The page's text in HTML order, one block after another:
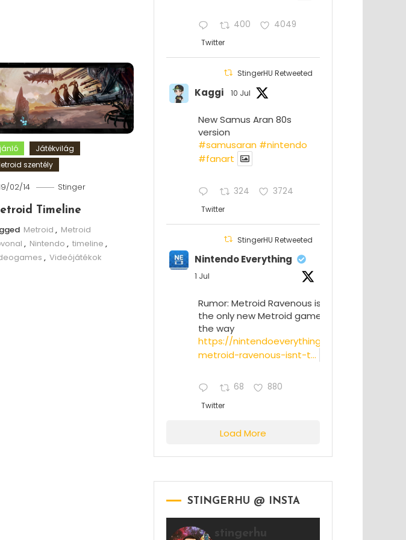
Játékvilág
szentély
02/14 Stinger
Timeline
Metroid , Metroid
, Nintendo , timeline ,
, Videójátékok
400 4049
Twitter
StingerHU Retweeted
Kaggi 10 Jul
New Samus Aran 80s
version
#samusaran #nintendo
#fanartㅤㅤㅤㅤ
324 3724
Twitter
StingerHU Retweeted
Nintendo Everything
1 Jul
Rumor: Metroid Ravenous isn’t
the only new Metroid game on
the way
https://nintendoeverything.com/rumor-
metroid-ravenous-isnt-t...
68 880
Twitter
Load More
STINGERHU @ INSTA
stingerhu